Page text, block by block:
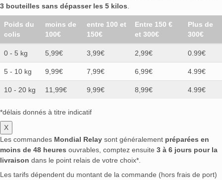
3 bouteilles sans dépasser les 5 kilos
Poids du
colis
moins de
100€
entre 100 et
150€
Entre 150 €
et 300€
Plus de
300€
0 - 5 kg 5,99€ 3,99€ 2,99€ 0.99€
5 - 10 kg 9,99€ 7,99€ 6,99€ 4.99€
10 - 20 kg 11,99€ 9,99€ 8,99€ 4.99€
*délais donnés à titre indicatif
X
Les commandes Mondial Relay sont généralement préparées en
moins de 48 heures ouvrables, comptez ensuite 3 à 6 jours pour la
livraison dans le point relais de votre choix*.
Les tarifs dépendent du montant de la commande (hors frais de port)